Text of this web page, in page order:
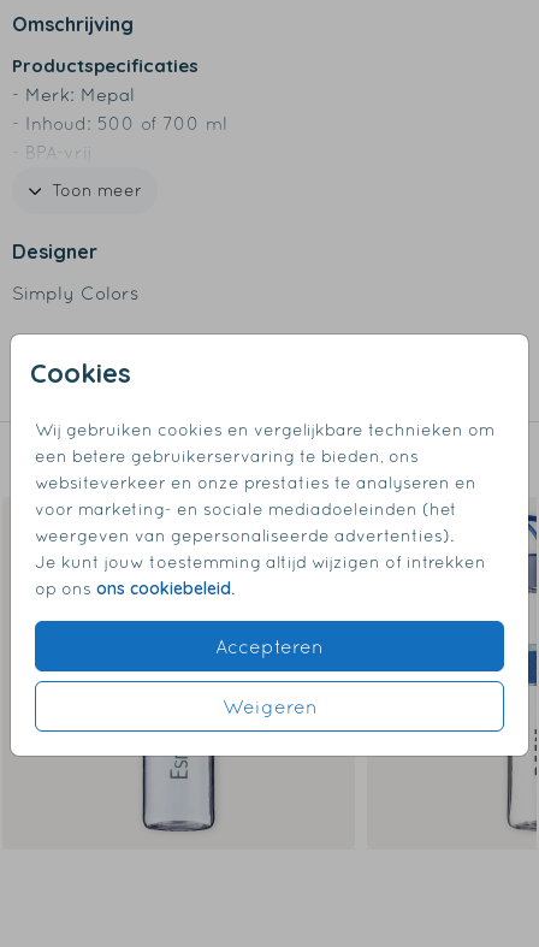
Cookies
Wij gebruiken cookies en vergelijkbare technieken om
een betere gebruikerservaring te bieden, ons
websiteverkeer en onze prestaties te analyseren en
voor marketing- en sociale mediadoeleinden (het
weergeven van gepersonaliseerde advertenties).
Je kunt jouw toestemming altijd wijzigen of intrekken
op ons ons cookiebeleid.
Accepteren
Weigeren
Omschrijving
Productspecificaties
- Merk: Mepal
- Inhoud: 500 of 700 ml
- BPA-vrij
- Lekdicht
in de vaatwasser
Toon meer
Designer
Simply Colors
Collectie
Waterflessen
Dit vind je misschien ook leuk